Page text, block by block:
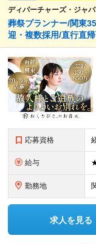
ディパーチャーズ・ジャ
葬祭プランナー/関東
迎・複数採用/直行直
応募資格
給与
勤務地
求人を見る